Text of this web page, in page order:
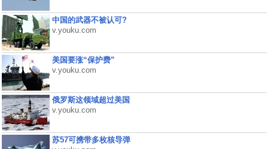
中国的武器不被认可?
v.youku.com
美国要涨“保护费”
v.youku.com
俄罗斯这领域超过美国
v.youku.com
苏57可携带多枚核导弹